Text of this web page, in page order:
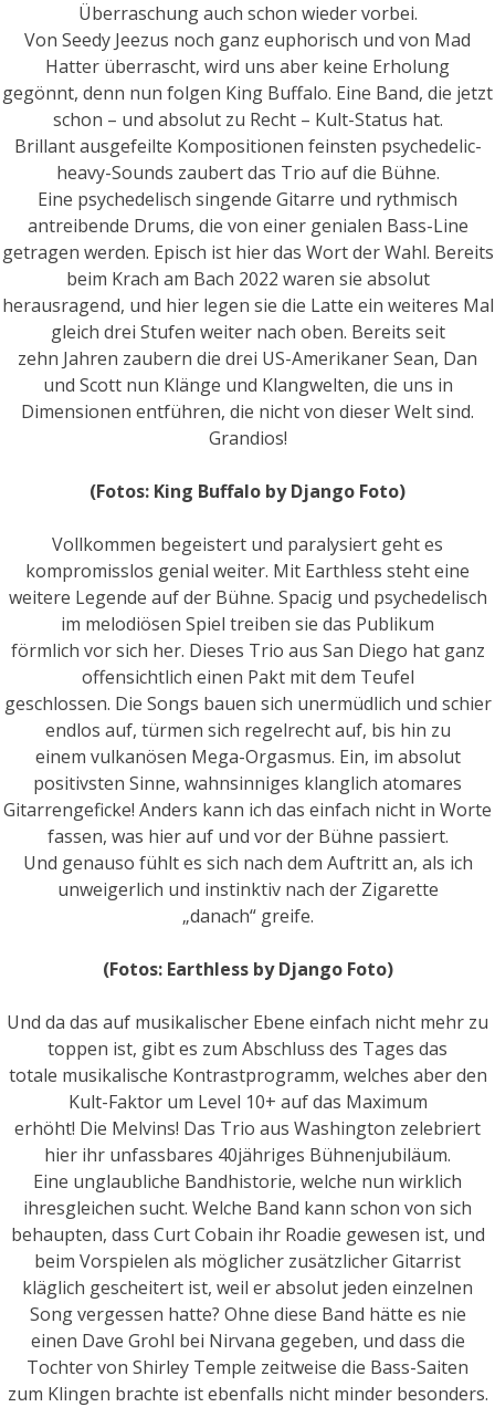
Überraschung auch schon wieder vorbei.
Von Seedy Jeezus noch ganz euphorisch und von Mad
Hatter überrascht, wird uns aber keine Erholung
gegönnt, denn nun folgen King Buffalo. Eine Band, die jetzt
schon – und absolut zu Recht – Kult-Status hat.
Brillant ausgefeilte Kompositionen feinsten psychedelic-
heavy-Sounds zaubert das Trio auf die Bühne.
Eine psychedelisch singende Gitarre und rythmisch
antreibende Drums, die von einer genialen Bass-Line
getragen werden. Episch ist hier das Wort der Wahl. Bereits
beim Krach am Bach 2022 waren sie absolut
herausragend, und hier legen sie die Latte ein weiteres Mal
gleich drei Stufen weiter nach oben. Bereits seit
zehn Jahren zaubern die drei US-Amerikaner Sean, Dan
und Scott nun Klänge und Klangwelten, die uns in
Dimensionen entführen, die nicht von dieser Welt sind.
Grandios!
(Fotos: King Buffalo by Django Foto)
Vollkommen begeistert und paralysiert geht es
kompromisslos genial weiter. Mit Earthless steht eine
weitere Legende auf der Bühne. Spacig und psychedelisch
im melodiösen Spiel treiben sie das Publikum
förmlich vor sich her. Dieses Trio aus San Diego hat ganz
offensichtlich einen Pakt mit dem Teufel
geschlossen. Die Songs bauen sich unermüdlich und schier
endlos auf, türmen sich regelrecht auf, bis hin zu
einem vulkanösen Mega-Orgasmus. Ein, im absolut
positivsten Sinne, wahnsinniges klanglich atomares
Gitarrengeficke! Anders kann ich das einfach nicht in Worte
fassen, was hier auf und vor der Bühne passiert.
Und genauso fühlt es sich nach dem Auftritt an, als ich
unweigerlich und instinktiv nach der Zigarette
„danach“ greife.
(Fotos: Earthless by Django Foto)
Und da das auf musikalischer Ebene einfach nicht mehr zu
toppen ist, gibt es zum Abschluss des Tages das
totale musikalische Kontrastprogramm, welches aber den
Kult-Faktor um Level 10+ auf das Maximum
erhöht! Die Melvins! Das Trio aus Washington zelebriert
hier ihr unfassbares 40jähriges Bühnenjubiläum.
Eine unglaubliche Bandhistorie, welche nun wirklich
ihresgleichen sucht. Welche Band kann schon von sich
behaupten, dass Curt Cobain ihr Roadie gewesen ist, und
beim Vorspielen als möglicher zusätzlicher Gitarrist
kläglich gescheitert ist, weil er absolut jeden einzelnen
Song vergessen hatte? Ohne diese Band hätte es nie
einen Dave Grohl bei Nirvana gegeben, und dass die
Tochter von Shirley Temple zeitweise die Bass-Saiten
zum Klingen brachte ist ebenfalls nicht minder besonders.